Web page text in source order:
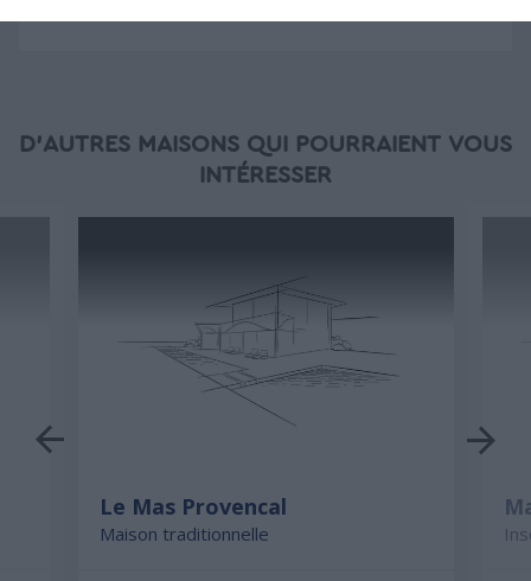
D'AUTRES MAISONS QUI POURRAIENT VOUS
INTÉRESSER
Le Mas Provencal
Maison traditionnelle